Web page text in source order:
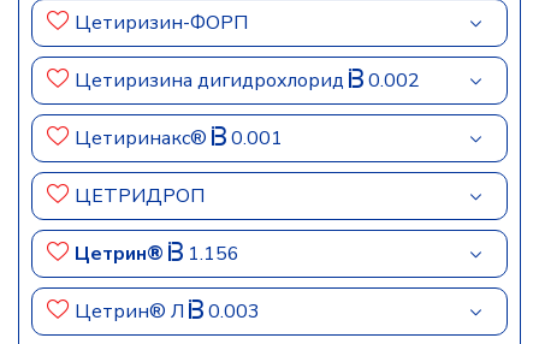
Цетиризин-ФОРП
Цетиризина дигидрохлорид 0.002
Цетиринакс® 0.001
ЦЕТРИДРОП
Цетрин® 1.156
Цетрин® Л 0.003